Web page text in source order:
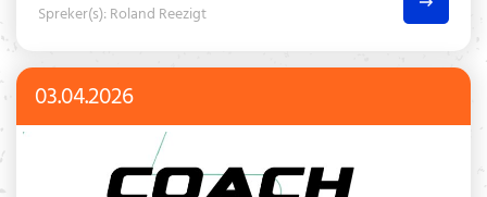
Spreker(s): Roland Reezigt
03.04.2026